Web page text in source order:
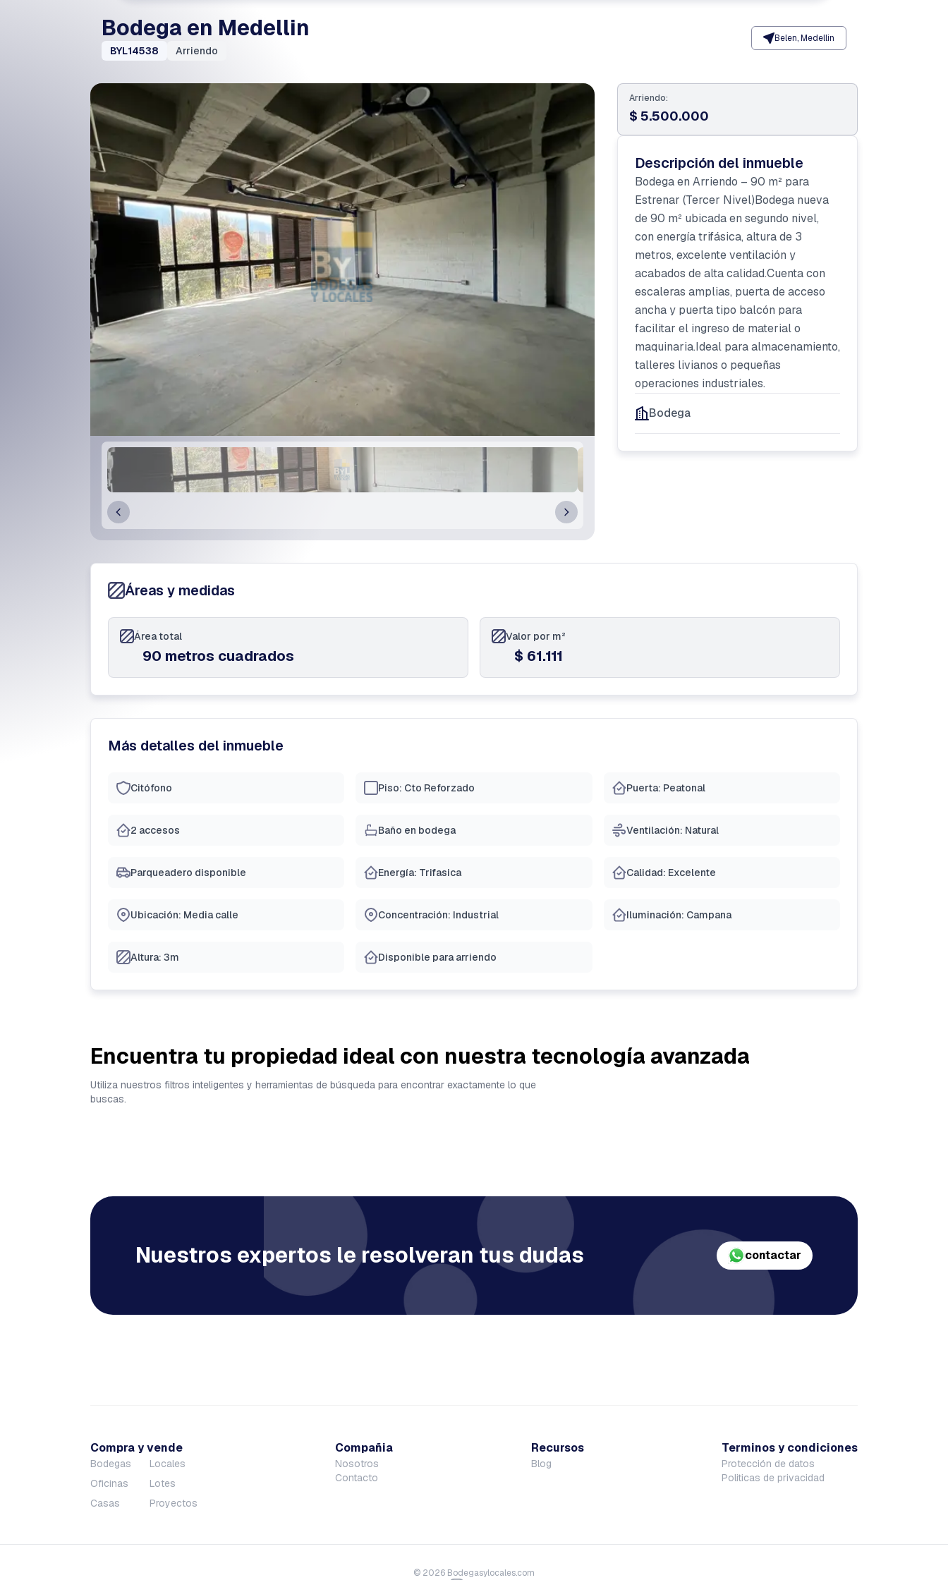
Bodega en Medellin
BYL14538 Arriendo
Belen, Medellin
Arriendo:
$ 5.500.000
Descripción del inmueble
Bodega en Arriendo – 90 m² para
Estrenar (Tercer Nivel)Bodega nueva
de 90 m² ubicada en segundo nivel,
con energía trifásica, altura de 3
metros, excelente ventilación y
acabados de alta calidad.Cuenta con
escaleras amplias, puerta de acceso
ancha y puerta tipo balcón para
facilitar el ingreso de material o
maquinaria.Ideal para almacenamiento,
talleres livianos o pequeñas
operaciones industriales.
Bodega
Áreas y medidas
Área total
90 metros cuadrados
Valor por m²
$ 61.111
Más detalles del inmueble
Citófono Piso: Cto Reforzado Puerta: Peatonal
2 accesos Baño en bodega Ventilación: Natural
Parqueadero disponible Energía: Trifasica Calidad: Excelente
Ubicación: Media calle Concentración: Industrial Iluminación: Campana
Altura: 3m Disponible para arriendo
Encuentra tu propiedad ideal con nuestra tecnología avanzada
Utiliza nuestros filtros inteligentes y herramientas de búsqueda para encontrar exactamente lo que
buscas.
Nuestros expertos le resolveran tus dudas contactar
Compra y vende
Bodegas
Locales
Oficinas
Lotes
Casas
Proyectos
Compañia
Nosotros
Contacto
Recursos
Blog
Terminos y condiciones
Protección de datos
Politicas de privacidad
© 2026 Bodegasylocales.com